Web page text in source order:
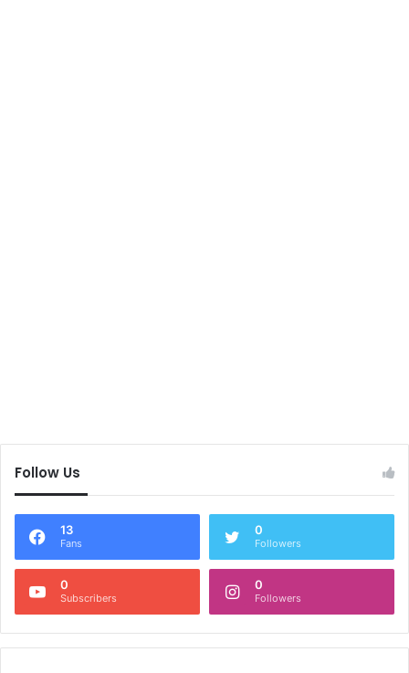
Follow Us
13
Fans
0
Followers
0
Subscribers
0
Followers